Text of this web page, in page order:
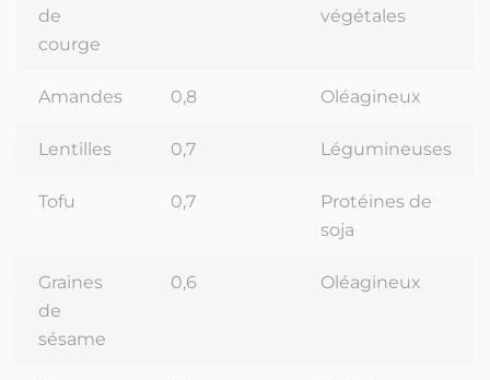
de
courge
végétales
Amandes 0,8 Oléagineux
Lentilles 0,7 Légumineuses
Tofu 0,7
Protéines de
soja
Graines
de
sésame
0,6 Oléagineux